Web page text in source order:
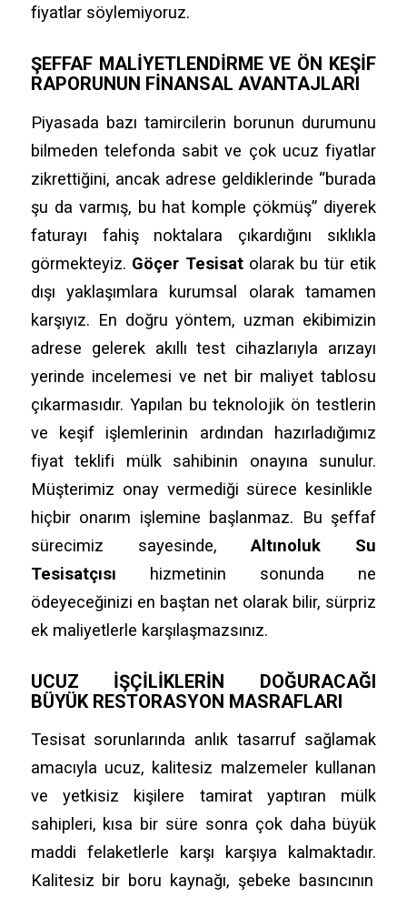
fiyatlar söylemiyoruz.
ŞEFFAF MALIYETLENDIRME VE ÖN KEŞIF
RAPORUNUN FINANSAL AVANTAJLARI
Piyasada bazı tamircilerin borunun durumunu
bilmeden telefonda sabit ve çok ucuz fiyatlar
zikrettiğini, ancak adrese geldiklerinde “burada
şu da varmış, bu hat komple çökmüş” diyerek
faturayı fahiş noktalara çıkardığını sıklıkla
görmekteyiz. Göçer Tesisatolarak bu tür etik
dışı yaklaşımlara kurumsal olarak tamamen
karşıyız. En doğru yöntem, uzman ekibimizin
adrese gelerek akıllı test cihazlarıyla arızayı
yerinde incelemesi ve net bir maliyet tablosu
çıkarmasıdır. Yapılan bu teknolojik ön testlerin
ve keşif işlemlerinin ardından hazırladığımız
fiyat teklifi mülk sahibinin onayına sunulur.
Müşterimiz onay vermediği sürece kesinlikle
hiçbir onarım işlemine başlanmaz. Bu şeffaf
sürecimiz sayesinde,
Altınoluk Su
Tesisatçısı hizmetinin sonunda ne
ödeyeceğinizi en baştan net olarak bilir, sürpriz
ek maliyetlerle karşılaşmazsınız.
UCUZ İŞÇILIKLERIN DOĞURACAĞI
BÜYÜK RESTORASYON MASRAFLARI
Tesisat sorunlarında anlık tasarruf sağlamak
amacıyla ucuz, kalitesiz malzemeler kullanan
ve yetkisiz kişilere tamirat yaptıran mülk
sahipleri, kısa bir süre sonra çok daha büyük
maddi felaketlerle karşı karşıya kalmaktadır.
Kalitesiz bir boru kaynağı, şebeke basıncının